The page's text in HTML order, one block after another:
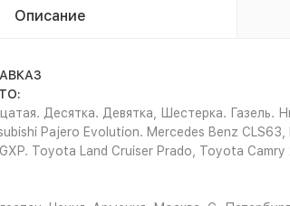
Описание
Десятка. Девятка, Шестерка.
Pajero Evolution. Mercedes Benz
Toyota Land Cruiser Prado, Toyota